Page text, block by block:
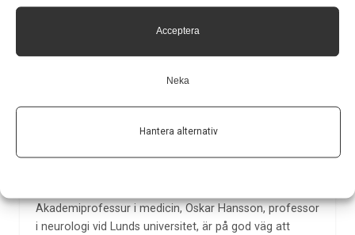
Acceptera
Neka
Hantera alternativ
Forskning om diagnosmetod för Alzheimer får 10
miljoner av Torsten Söderbergs Stiftelse
Att hitta ett säkert och enkelt sätt att diagnostisera
Akademiprofessur i medicin, Oskar Hansson, professor
i neurologi vid Lunds universitet, är på god väg att